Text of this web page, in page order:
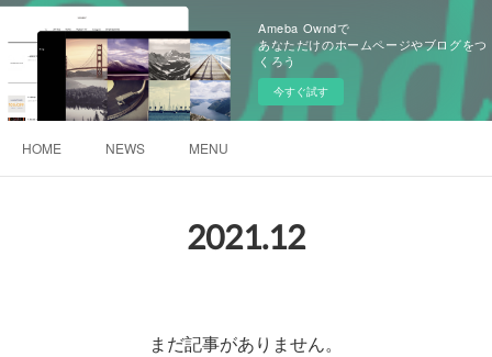
Ameba Owndで
あなただけのホームページやブログをつ
くろう
今すぐ試す
HOME NEWS MENU
2021.12
まだ記事がありません。